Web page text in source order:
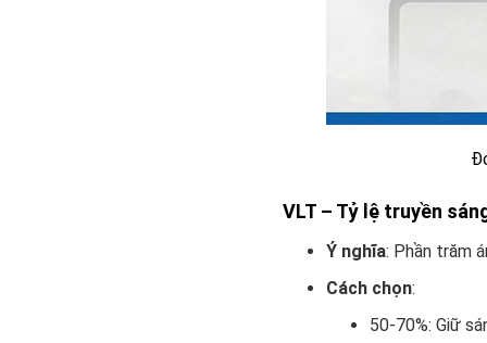
VLT – Tỷ lệ truyền
Ý nghĩa: Phần trăm
Cách chọn:
50-70%: Giữ